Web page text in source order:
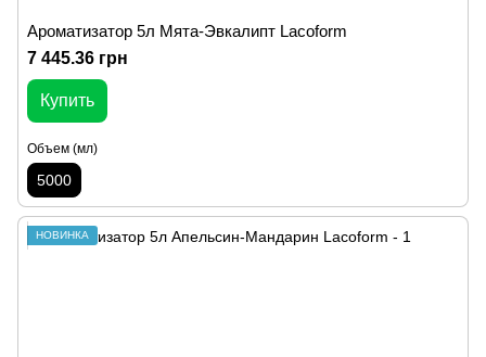
Ароматизатор 5л Мята-Эвкалипт Lacoform
7 445.36 грн
Купить
Объем (мл)
5000
НОВИНКА